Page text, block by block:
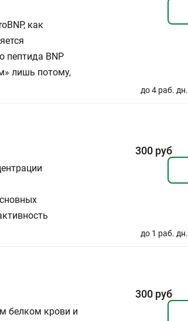
как
пептида BNP
лишь потому,
до 4 раб. дн.
300 руб
до 1 раб. дн.
белком крови и
300 руб